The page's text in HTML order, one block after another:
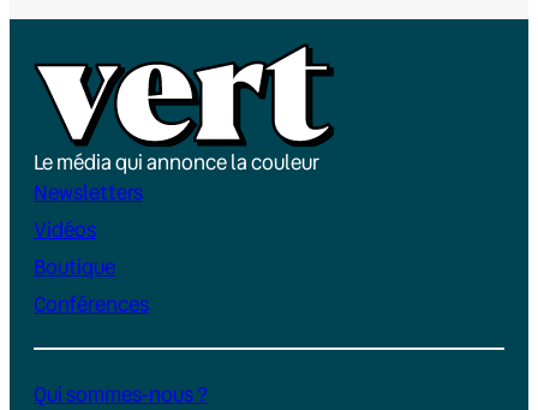
Le média qui annonce la couleur
Newsletters
Vidéos
Boutique
Conférences
Qui sommes-nous ?